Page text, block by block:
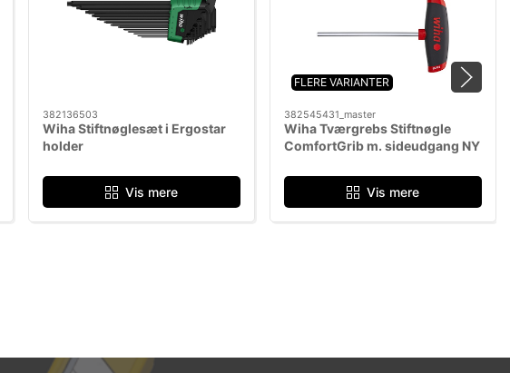
382136503
Wiha Stiftnøglesæt i Ergostar
holder
Vis mere
FLERE VARIANTER
382545431_master
Wiha Tværgrebs Stiftnøgle
ComfortGrib m. sideudgang NY
Vis mere